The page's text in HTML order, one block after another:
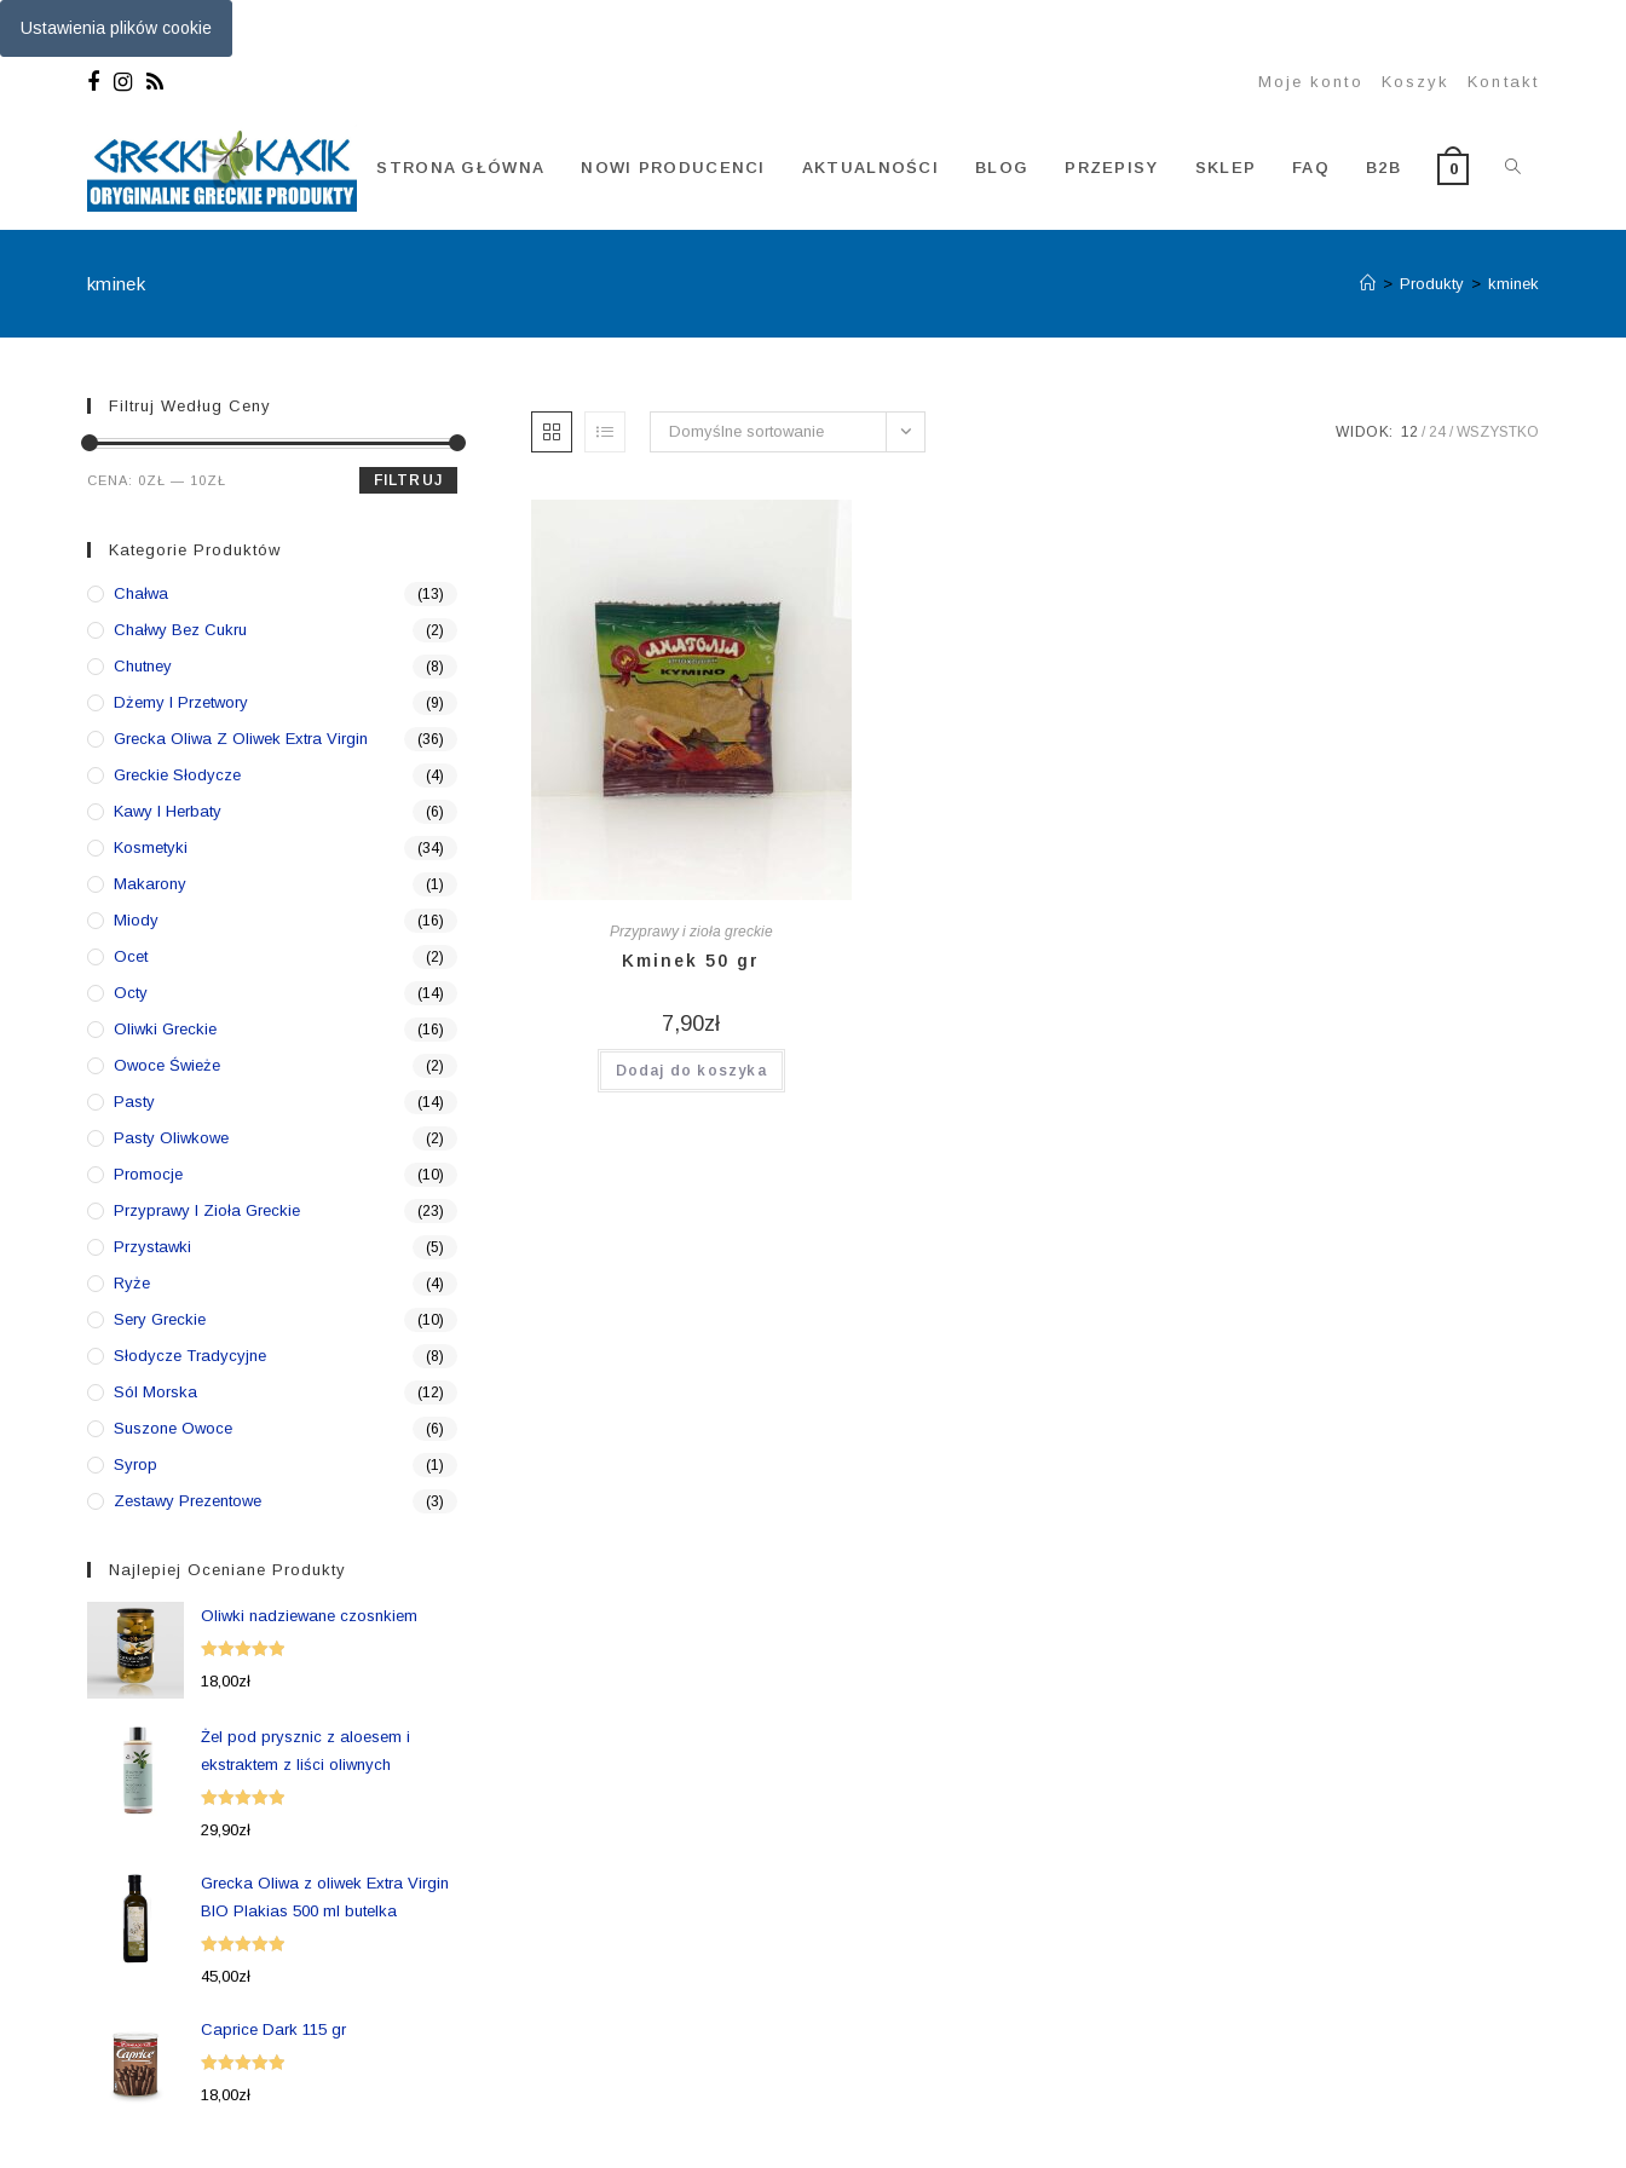
Ustawienia plików cookie
Moje konto Koszyk Kontakt
STRONA GŁÓWNA NOWI PRODUCENCI AKTUALNOŚCI BLOG PRZEPISY SKLEP FAQ B2B 0 TOGGLE
WEBSITE
kminek > Produkty > kminek
Domyślne sortowanie WIDOK: 12 24 WSZYSTKO
Przyprawy i zioła greckie
Kminek 50 gr
7,90zł
Dodaj do koszyka
Filtruj Według Ceny
Cena
Cena
FILTRUJ
CENA: 0ZŁ — 10ZŁ
Kategorie Produktów
Chałwa (13)
Chałwy Bez Cukru (2)
Chutney (8)
Dżemy I Przetwory (9)
Grecka Oliwa Z Oliwek Extra Virgin (36)
Greckie Słodycze (4)
Kawy I Herbaty (6)
Kosmetyki (34)
Makarony (1)
Miody (16)
Ocet (2)
Octy (14)
Oliwki Greckie (16)
Owoce Świeże (2)
Pasty (14)
Pasty Oliwkowe (2)
Promocje (10)
Przyprawy I Zioła Greckie (23)
Przystawki (5)
Ryże (4)
Sery Greckie (10)
Słodycze Tradycyjne (8)
Sól Morska (12)
Suszone Owoce (6)
Syrop (1)
Zestawy Prezentowe (3)
Najlepiej Oceniane Produkty
Oliwki nadziewane czosnkiem
Oceniono
18,00zł
Żel pod prysznic z aloesem i
ekstraktem z liści oliwnych
Oceniono
29,90zł
Grecka Oliwa z oliwek Extra Virgin
BIO Plakias 500 ml butelka
Oceniono
45,00zł
Caprice Dark 115 gr
Oceniono
18,00zł